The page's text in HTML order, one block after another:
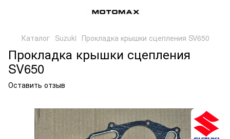
Каталог Suzuki Прокладка крышки сцепления SV650
Прокладка крышки сцепления
SV650
Оставить отзыв